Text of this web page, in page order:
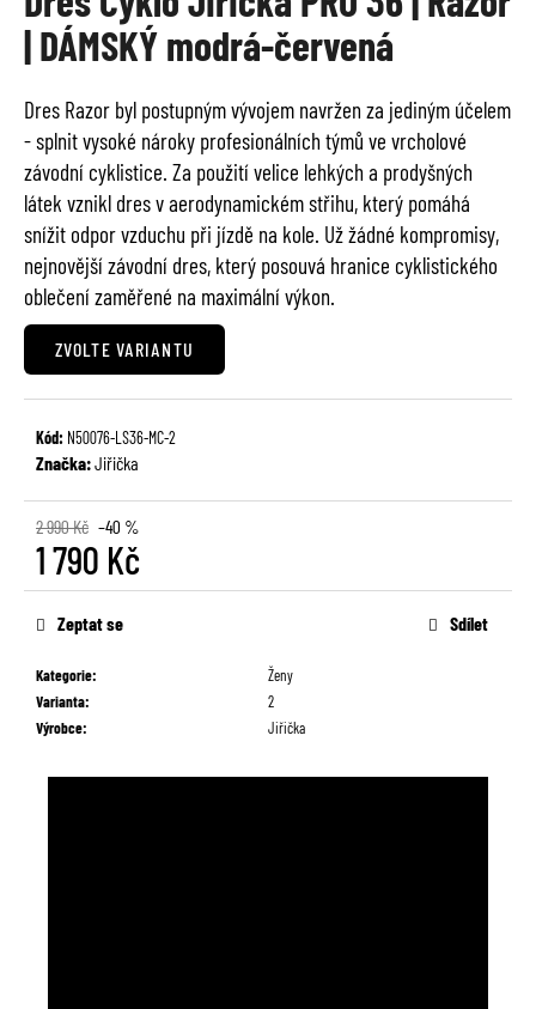
je
z
hvězdiček.
| DÁMSKÝ modrá-červená
Dres Razor byl postupným vývojem navržen za jediným účelem
- splnit vysoké nároky profesionálních týmů ve vrcholové
závodní cyklistice. Za použití velice lehkých a prodyšných
látek vznikl dres v aerodynamickém střihu, který pomáhá
snížit odpor vzduchu při jízdě na kole. Už žádné kompromisy,
nejnovější závodní dres, který posouvá hranice cyklistického
oblečení zaměřené na maximální výkon.
ZVOLTE VARIANTU
Kód: N50076-LS36-MC-2
Značka:Jiřička
2 990 Kč –40 %
1 790 Kč
Měrná
cena:
Kategorie:
Ženy
Varianta:
2
Výrobce: Jiřička
Zeptat se Sdílet
a
j
í
t
?
HLEDAT
r
j